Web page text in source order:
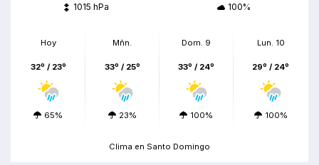
1015 hPa 100%
Hoy
32º / 23º
65%
Mñn.
33º / 25º
23%
Dom. 9
33º / 24º
100%
Lun. 10
29º / 24º
100%
Clima en Santo Domingo